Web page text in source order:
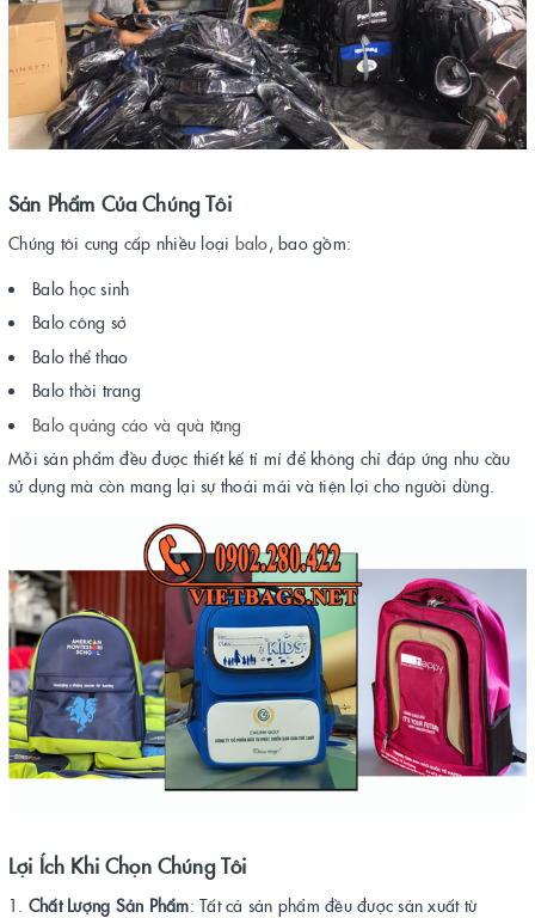
Sản Phẩm Của Chúng Tôi
Chúng tôi cung cấp nhiều loại balo, bao gồm:
Balo học sinh
Balo công sở
Balo thể thao
Balo thời trang
Balo quảng cáo và quà tặng
Mỗi sản phẩm đều được thiết kế tỉ mỉ để không chỉ đáp ứng nhu cầu
sử dụng mà còn mang lại sự thoải mái và tiện lợi cho người dùng​.
Lợi Ích Khi Chọn Chúng Tôi
Chất Lượng Sản Phẩm: Tất cả sản phẩm đều được sản xuất từ